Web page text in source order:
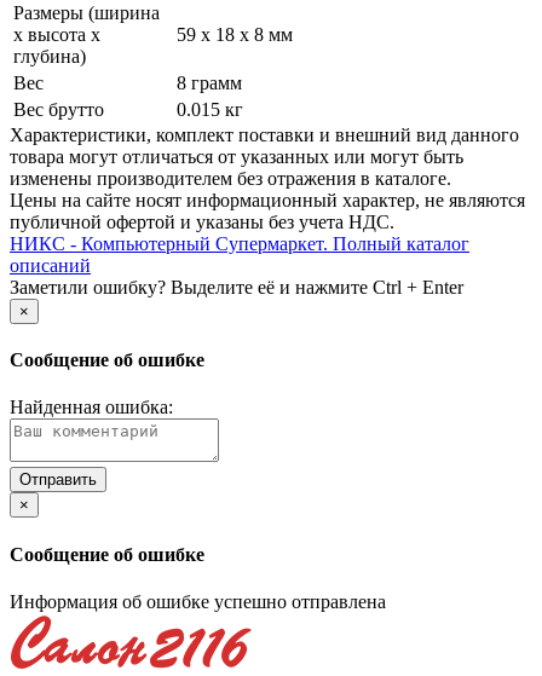
Размеры (ширина
х высота х
глубина)
59 x 18 x 8 мм
Вес
8 грамм
Вес брутто
0.015 кг
Xарактеристики, комплект поставки и внешний вид данного
товара могут отличаться от указанных или могут быть
изменены производителем без отражения в каталоге.
Цены на сайте носят информационный характер, не являются
публичной офертой и указаны без учета НДС.
НИКС - Компьютерный Cупермаркет. Полный каталог
описаний
Заметили ошибку? Выделите её и нажмите Ctrl + Enter
×
Сообщение об ошибке
Найденная ошибка:
×
Сообщение об ошибке
Информация об ошибке успешно отправлена